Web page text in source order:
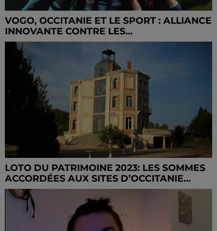
VOGO, OCCITANIE ET LE SPORT : ALLIANCE
INNOVANTE CONTRE LES...
LOTO DU PATRIMOINE 2023: LES SOMMES
ACCORDÉES AUX SITES D’OCCITANIE...